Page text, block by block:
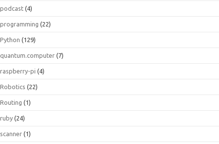
podcast (4)
programming (22)
Python (129)
quantum.computer (7)
raspberry-pi (4)
Robotics (22)
Routing (1)
ruby (24)
scanner (1)